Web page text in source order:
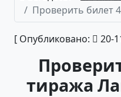
Проверить билет
[ Опубликовано: 20-
тиража